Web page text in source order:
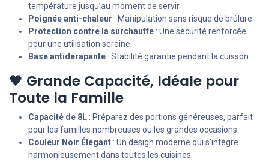
température jusqu’au moment de servir.
Poignée anti-chaleur : Manipulation sans risque de brûlure.
Protection contre la surchauffe : Une sécurité renforcée
pour une utilisation sereine.
Base antidérapante : Stabilité garantie pendant la cuisson.
🖤 Grande Capacité, Idéale pour
Toute la Famille
Capacité de 8L : Préparez des portions généreuses, parfait
pour les familles nombreuses ou les grandes occasions.
Couleur Noir Élégant : Un design moderne qui s’intègre
harmonieusement dans toutes les cuisines.